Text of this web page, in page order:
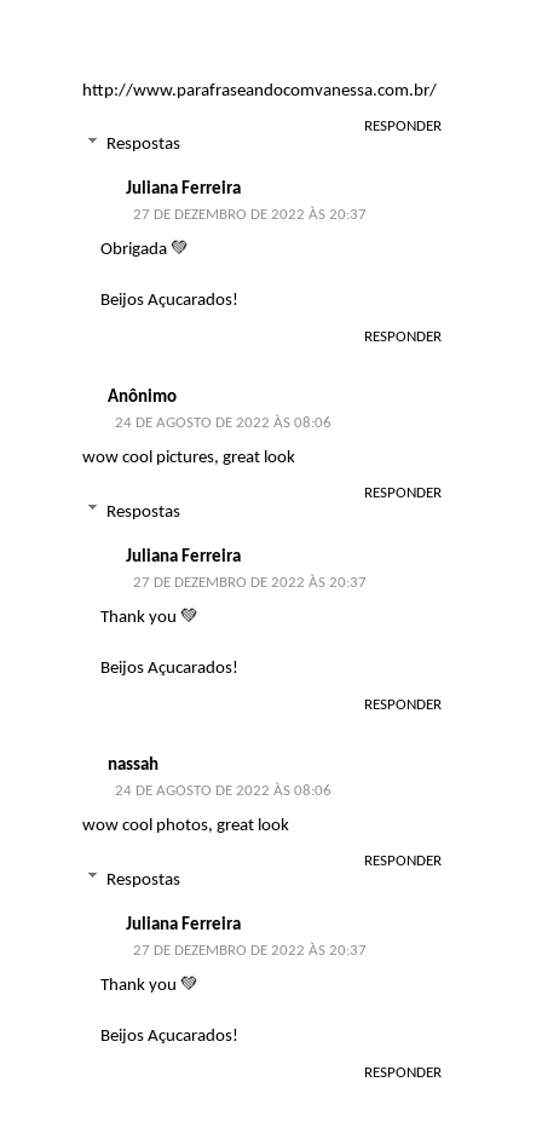
http://www.parafraseandocomvanessa.com.br/
RESPONDER
Respostas
Juliana Ferreira
27 DE DEZEMBRO DE 2022 ÀS 20:37
Obrigada 💚
Beijos Açucarados!
RESPONDER
Anônimo
24 DE AGOSTO DE 2022 ÀS 08:06
wow cool pictures, great look
RESPONDER
Respostas
Juliana Ferreira
27 DE DEZEMBRO DE 2022 ÀS 20:37
Thank you 💚
Beijos Açucarados!
RESPONDER
nassah
24 DE AGOSTO DE 2022 ÀS 08:06
wow cool photos, great look
RESPONDER
Respostas
Juliana Ferreira
27 DE DEZEMBRO DE 2022 ÀS 20:37
Thank you 💚
Beijos Açucarados!
RESPONDER